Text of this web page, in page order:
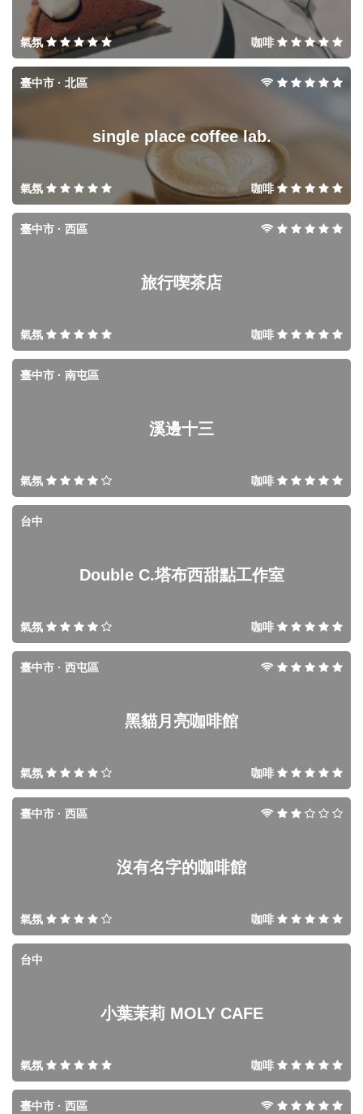
氣氛 咖啡
single place coffee lab.
臺中市 · 北區
氣氛 咖啡
旅行喫茶店
臺中市 · 西區
氣氛 咖啡
溪邊十三
臺中市 · 南屯區
氣氛 咖啡
Double C.塔布西甜點工作室
台中
氣氛 咖啡
黑貓月亮咖啡館
臺中市 · 西屯區
氣氛 咖啡
沒有名字的咖啡館
臺中市 · 西區
氣氛 咖啡
小葉茉莉 MOLY CAFE
台中
氣氛 咖啡
臺中市 · 西區